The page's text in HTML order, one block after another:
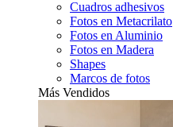
Cuadros adhesivos
Fotos en Metacrilato
Fotos en Aluminio
Fotos en Madera
Shapes
Marcos de fotos
Más Vendidos